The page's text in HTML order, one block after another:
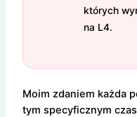
których
na L4.
Moim zdaniem każda
tym specyficznym